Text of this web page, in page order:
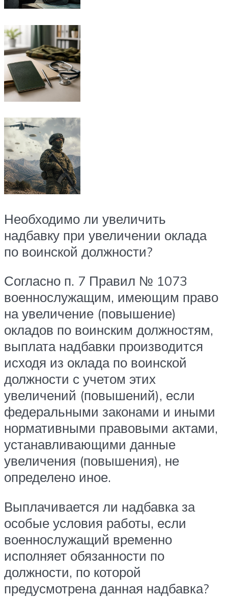
Необходимо ли увеличить
надбавку при увеличении оклада
по воинской должности?
Согласно п. 7 Правил № 1073
военнослужащим, имеющим право
на увеличение (повышение)
окладов по воинским должностям,
выплата надбавки производится
исходя из оклада по воинской
должности с учетом этих
увеличений (повышений), если
федеральными законами и иными
нормативными правовыми актами,
устанавливающими данные
увеличения (повышения), не
определено иное.
Выплачивается ли надбавка за
особые условия работы, если
военнослужащий временно
исполняет обязанности по
должности, по которой
предусмотрена данная надбавка?